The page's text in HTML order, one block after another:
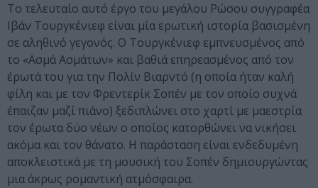
Το τελευταίο αυτό έργο του μεγάλου Ρώσου συγγραφέα
Ιβάν Τουργκένιεφ είναι μία ερωτική ιστορία βασισμένη
σε αληθινό γεγονός. Ο Τουργκένιεφ εμπνευσμένος από
το «Ασμά Ασμάτων» και βαθιά επηρεασμένος από τον
έρωτά του για την Πολίν Βιαρντό (η οποία ήταν καλή
φίλη και με τον Φρεντερίκ Σοπέν με τον οποίο συχνά
έπαιζαν μαζί πιάνο) ξεδιπλώνει στο χαρτί με μαεστρία
τον έρωτα δύο νέων ο οποίος κατορθώνει να νικήσει
ακόμα και τον θάνατο. Η παράσταση είναι ενδεδυμένη
αποκλειστικά με τη μουσική του Σοπέν δημιουργώντας
μια άκρως ρομαντική ατμόσφαιρα.